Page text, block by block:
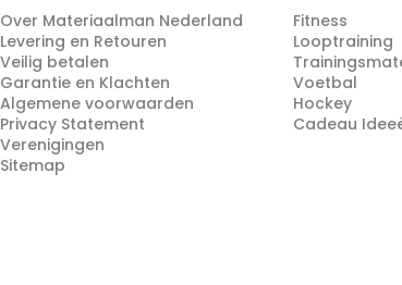
Over Materiaalman Nederland
Levering en Retouren
Veilig betalen
Garantie en Klachten
Algemene voorwaarden
Privacy Statement
Verenigingen
Sitemap
Fitness
Looptraining
Voetbal
Hockey
Cadeau